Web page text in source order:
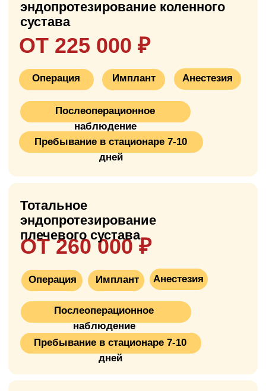
кнопка вызова медсестры
это хирургическая операция по замене
повреждённого плечевого сустава на
искусственный протез. Плечевой сустав —
самый подвижный сустав в теле человека,
состоящий из головки плечевой кости
(выпуклая часть, как шар) и впадины
лопатки (вогнутая часть, как гнездо). Во
время операции хирург удаляет
повреждённый хрящ и костные наросты, а
Что такое
эндопротезирование
плечевого сустава?